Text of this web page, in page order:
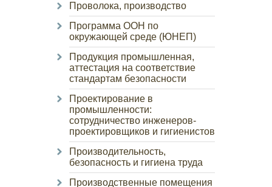
Проволока, производство
Программа ООН по
окружающей среде (ЮНЕП)
Продукция промышленная,
аттестация на соответствие
стандартам безопасности
Проектирование в
промышленности:
сотрудничество инженеров-
проектировщиков и гигиенистов
Производительность,
безопасность и гигиена труда
Производственные помещения